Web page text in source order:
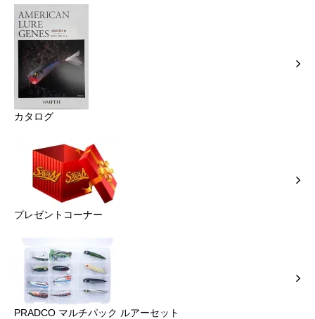
カタログ
プレゼントコーナー
PRADCO マルチパック ルアーセット